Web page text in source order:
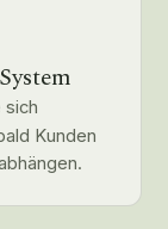
sich
Kunden